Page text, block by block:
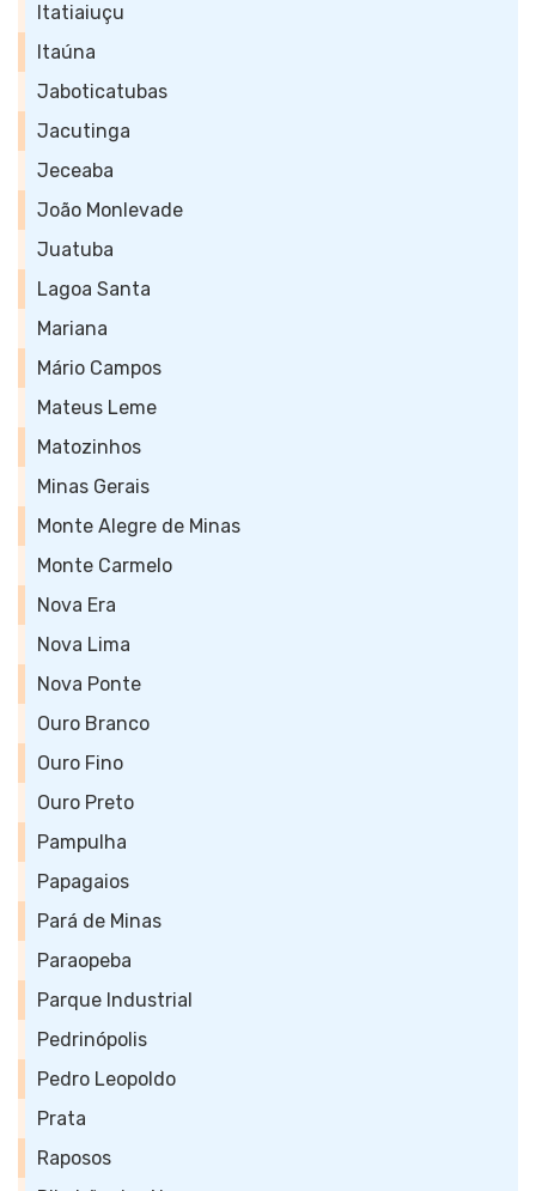
Itatiaiuçu
Itaúna
Jaboticatubas
Jacutinga
Jeceaba
João Monlevade
Juatuba
Lagoa Santa
Mariana
Mário Campos
Mateus Leme
Matozinhos
Minas Gerais
Monte Alegre de Minas
Monte Carmelo
Nova Era
Nova Lima
Nova Ponte
Ouro Branco
Ouro Fino
Ouro Preto
Pampulha
Papagaios
Pará de Minas
Paraopeba
Parque Industrial
Pedrinópolis
Pedro Leopoldo
Prata
Raposos